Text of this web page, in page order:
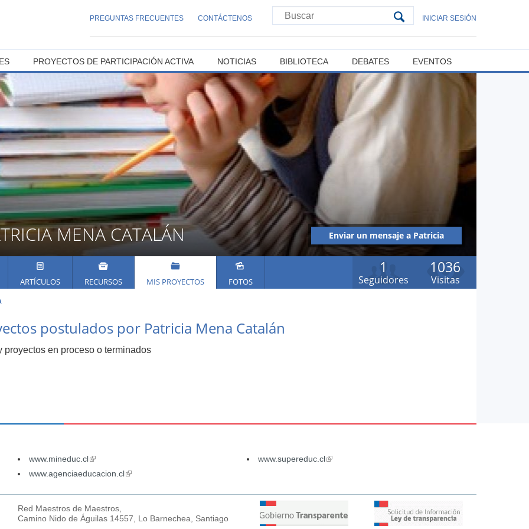
PREGUNTAS FRECUENTES CONTÁCTENOS INICIAR SESIÓN
MENA CATALÁN
Enviar un mensaje a Patricia
Mena Catalán
1036
Visitas
1
Seguidores
ARTÍCULOS RECURSOS MIS PROYECTOS FOTOS
postulados por Patricia Mena Catalán
proyectos en proceso o terminados
PROYECTOS DE PARTICIPACIÓN ACTIVA NOTICIAS BIBLIOTECA DEBATES EVENTOS
www.mineduc.cl(link
is
www.supereduc.cl(link
www.agenciaeducacion.cl(link
external)
Red Maestros de Maestros,
Camino Nido de Águilas 14557, Lo Barnechea, Santiago